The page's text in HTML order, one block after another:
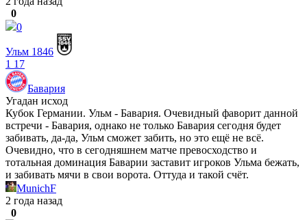
0
0
Ульм 1846
1 17
Бавария
Угадан исход
Кубок Германии. Ульм - Бавария. Очевидный фаворит данной
встречи - Бавария, однако не только Бавария сегодня будет
забивать, да-да, Ульм сможет забить, но это ещё не всё.
Очевидно, что в сегодняшнем матче превосходство и
тотальная доминация Баварии заставит игроков Ульма бежать,
и забивать мячи в свои ворота. Оттуда и такой счёт.
MunichF
2 года назад
0